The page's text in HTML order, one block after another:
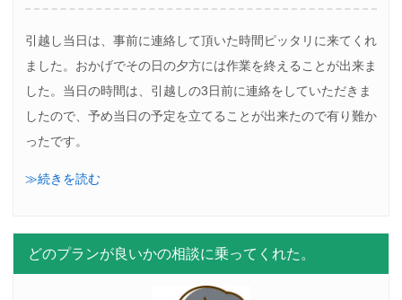
引越し当日は、事前に連絡して頂いた時間ピッタリに来てくれ
ました。おかげでその日の夕方には作業を終えることが出来ま
した。当日の時間は、引越しの3日前に連絡をしていただきま
したので、予め当日の予定を立てることが出来たので有り難か
ったです。
≫続きを読む
どのプランが良いかの相談に乗ってくれた。